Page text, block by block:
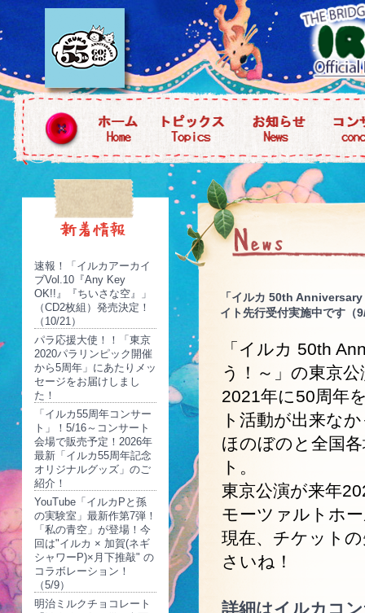
速報！「イルカアーカイ
ブVol.10『Any Key
OK!!』『ちいさな空』」
（CD2枚組）発売決定！
（10/21）
パラ応援大使！！「東京
2020パラリンピック開催
から5周年」にあたりメッ
セージをお届けしまし
た！
「イルカ55周年コンサー
ト」！5/16～コンサート
会場で販売予定！2026年
最新「イルカ55周年記念
オリジナルグッズ」のご
紹介！
YouTube「イルカPと孫
の実験室」最新作第7弾！
「私の青空」が登場！今
回は"イルカ × 加賀(ネギ
シャワーP)×月下推敲" の
コラボレーション！
（5/9）
明治ミルクチョコレート
「イルカ 50th
イト先行受付実施中です（
「イルカ 50th
う！～」の東京
2021年に50周年
ト活動が出来な
ほのぼのと全国
ト。
東京公演が来年
モーツァルトホ
現在、チケット
さいね！
詳細はイルカコ